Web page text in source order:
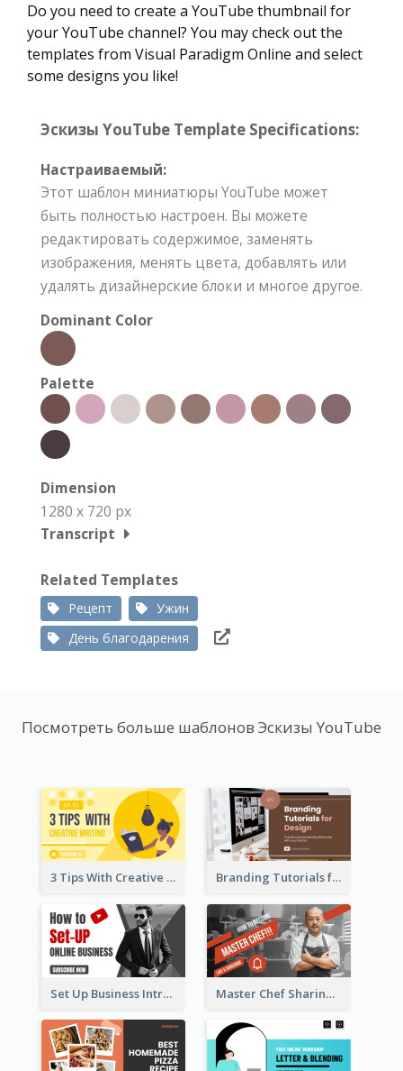
Do you need to create a YouTube thumbnail for
your YouTube channel? You may check out the
templates from Visual Paradigm Online and select
some designs you like!
Эскизы YouTube Template Specifications:
Настраиваемый:
Этот шаблон миниатюры YouTube может
быть полностью настроен. Вы можете
редактировать содержимое, заменять
изображения, менять цвета, добавлять или
удалять дизайнерские блоки и многое другое.
Dominant Color
Palette
Dimension
1280 x 720 px
Transcript
Related Templates
Рецепт
Ужин
День благодарения
Посмотреть больше шаблонов Эскизы YouTube
3 Tips With Creative Writing Youtube Thumbnails Branding Tutorials for Design Youtube Thumbnail
Set Up Business Intro YouTube Thumbnail Master Chef Sharing YouTube Thumbnail